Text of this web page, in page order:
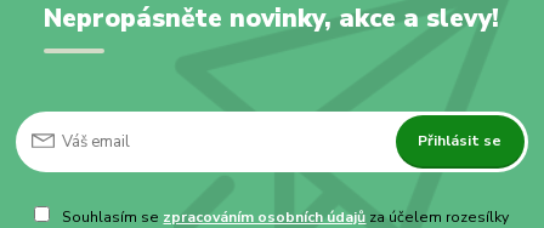
Nepropásněte novinky, akce a slevy!
Přihlásit se
Souhlasím se zpracováním osobních údajů za účelem rozesílky